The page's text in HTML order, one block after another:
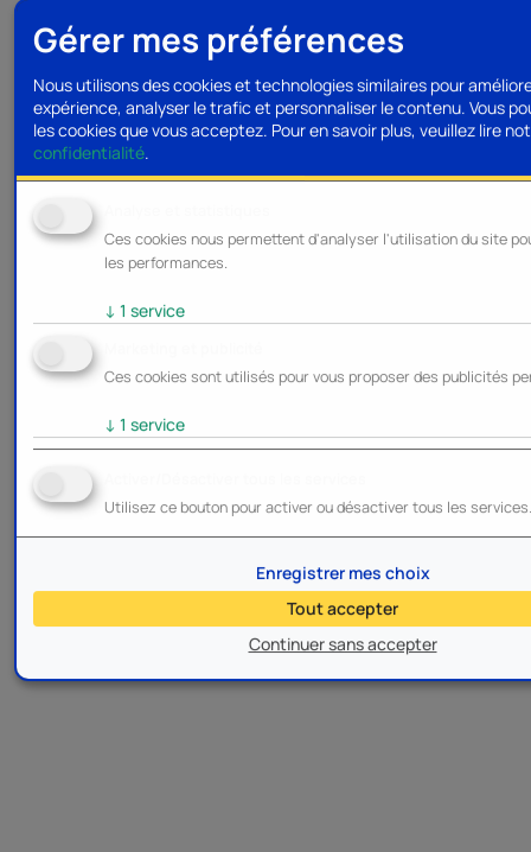
Gérer mes préférences
Nous utilisons des cookies et technologies similaires pour
expérience, analyser le trafic et personnaliser le contenu. Vous
les cookies que vous acceptez. Pour en savoir plus, veuillez lire
confidentialité.
Ces cookies nous permettent d'analyser l'utilisation du site
les performances.
↓ 1 service
Ces cookies sont utilisés pour vous proposer des publicités
↓ 1 service
Utilisez ce bouton pour activer ou désactiver tous les services.
Continuer sans accepter
Enregistrer mes choix
Tout accepter